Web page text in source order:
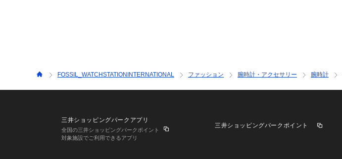
FOSSIL_WATCHSTATIONINTERNATIONAL ファッション 腕時計・アクセサリー 腕時計
三井ショッピングパークアプリ
全国の三井ショッピングパークポイント
対象施設でご利用できるアプリ
三井ショッピングパークポイント